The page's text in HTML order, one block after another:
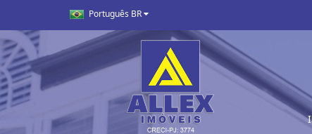
Português BR